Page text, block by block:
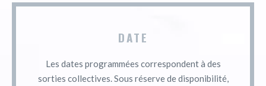
DATE
Les dates programmées correspondent à des
sorties collectives. Sous réserve de disponibilité,